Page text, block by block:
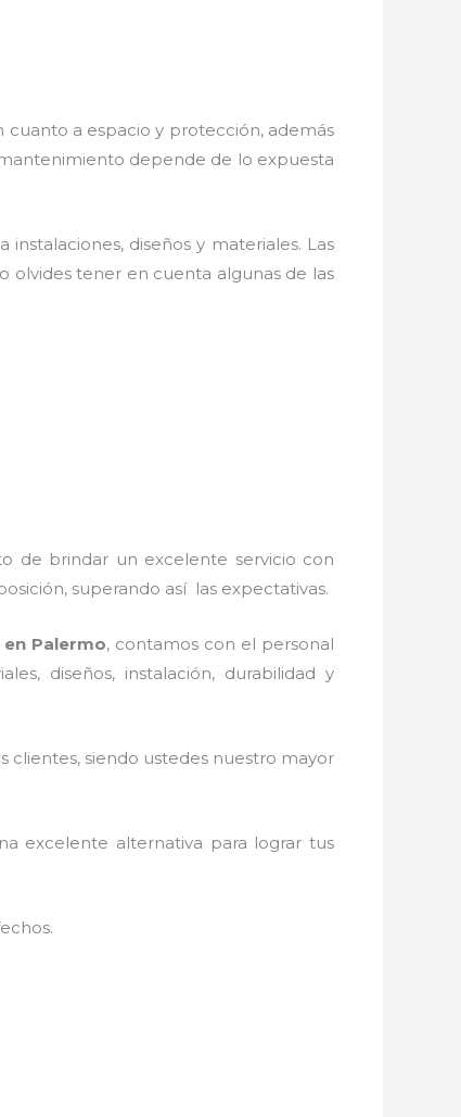
a espacio y protección, además
depende de lo expuesta
diseños y materiales. Las
olvides tener en cuenta algunas de las
de brindar un excelente servicio con
superando así las expectativas.
Palermo, contamos con el personal
diseños, instalación, durabilidad y
clientes, siendo ustedes nuestro mayor
excelente alternativa para lograr tus